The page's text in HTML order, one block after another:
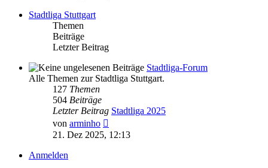
Stadtliga Stuttgart
Themen
Beiträge
Letzter Beitrag
Stadtliga-Forum
Alle Themen zur Stadtliga Stuttgart.
127 Themen
504 Beiträge
Letzter Beitrag Stadtliga 2025
von arminho
Beitrag
21. Dez 2025, 12:13
Anmelden